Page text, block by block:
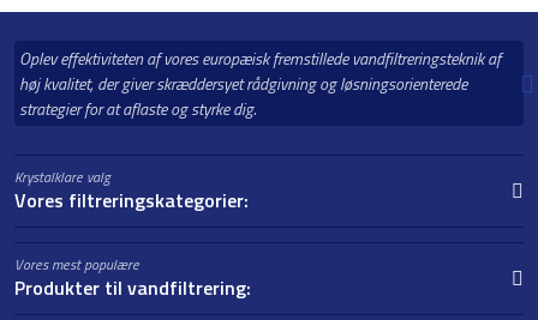
Oplev effektiviteten af vores europæisk fremstillede vandfiltreringsteknik af
høj kvalitet, der giver skræddersyet rådgivning og løsningsorienterede
strategier for at aflaste og styrke dig.
Krystalklare valg
Vores filtreringskategorier:
Vores mest populære
Produkter til vandfiltrering: